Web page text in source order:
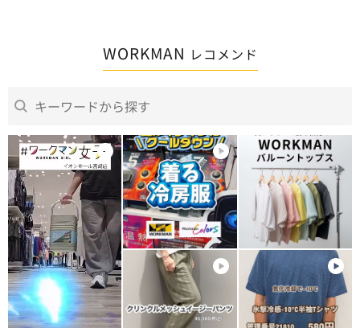
価格は
のの、
コスパよ
確かにワン
とても満足
ただ、
上下セット
と、
近い値段で
WORKMAN レコメンド